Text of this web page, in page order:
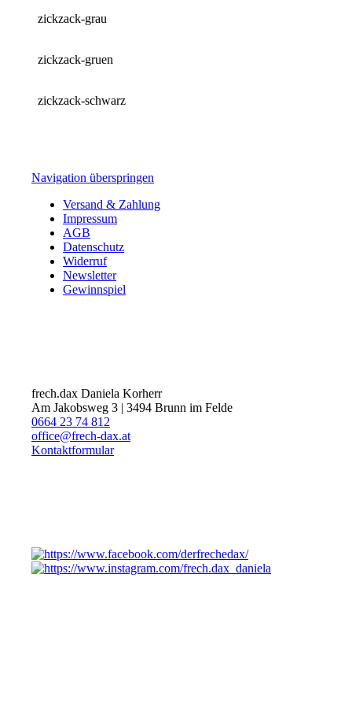
zickzack-grau
zickzack-gruen
zickzack-schwarz
Navigation überspringen
Versand & Zahlung
Impressum
AGB
Datenschutz
Widerruf
Newsletter
Gewinnspiel
frech.dax Daniela Korherr
Am Jakobsweg 3 | 3494 Brunn im Felde
0664 23 74 812
office@frech-dax.at
Kontaktformular